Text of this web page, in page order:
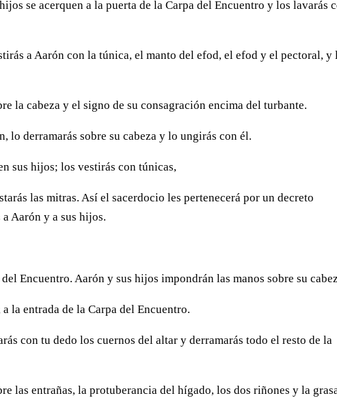
se acerquen a la puerta de la Carpa del Encuentro y los lavarás
a Aarón con la túnica, el manto del efod, el efod y el pectoral, y
la cabeza y el signo de su consagración encima del turbante.
lo derramarás sobre su cabeza y lo ungirás con él.
sus hijos; los vestirás con túnicas,
las mitras. Así el sacerdocio les pertenecerá por un decreto
Aarón y a sus hijos.
Encuentro. Aarón y sus hijos impondrán las manos sobre su
la entrada de la Carpa del Encuentro.
con tu dedo los cuernos del altar y derramarás todo el resto de la
las entrañas, la protuberancia del hígado, los dos riñones y la